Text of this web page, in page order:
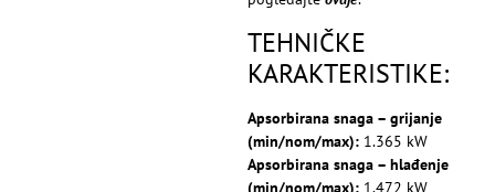
TEHNIČKE
KARAKTERISTIKE:
Apsorbirana snaga – grijanje
(min/nom/max): 1.365 kW
Apsorbirana snaga – hlađenje
(min/nom/max): 1.472 kW